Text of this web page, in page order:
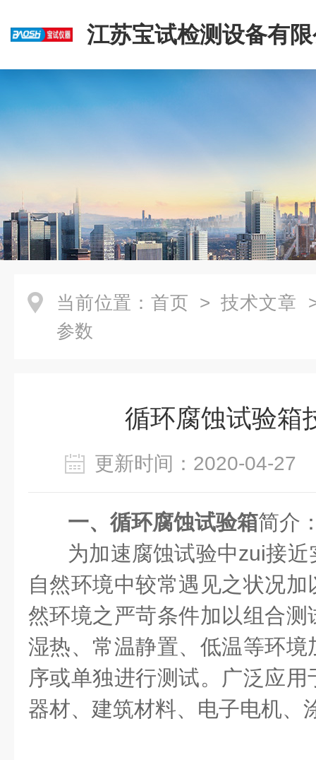
江苏宝试检测设备有
当前位置： 首页 > 技术文章
参数
循环腐蚀试验箱
更新时间：2020-04-
一、循环腐蚀试验箱简介
为加速腐蚀试验中zui接
自然环境中较常遇见之状况
然环境之严苛条件加以组合
湿热、常温静置、低温等环
序或单独进行测试。广泛应
器材、建筑材料、电子电机、